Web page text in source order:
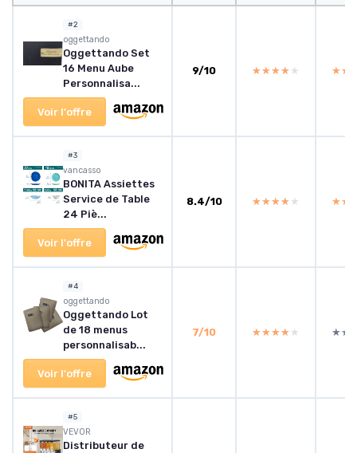
#2
‎oggettando
Oggettando Set
16 Menu Aube
Personnalisa...
Voir l'offre
9/10 ★★★★★
★★★★★
#3
vancasso
BONITA Assiettes
Service de Table
24 Piè...
Voir l'offre
8.4/10 ★★★★★
★★★★★
#4
‎oggettando
Oggettando Lot
de 18 menus
personnalisab...
Voir l'offre
7/10 ★★★★★
★★★★★
#5
VEVOR
Distributeur de